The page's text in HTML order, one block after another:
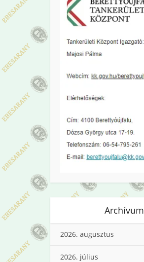
Archívum
2026. augusztus
2026. július